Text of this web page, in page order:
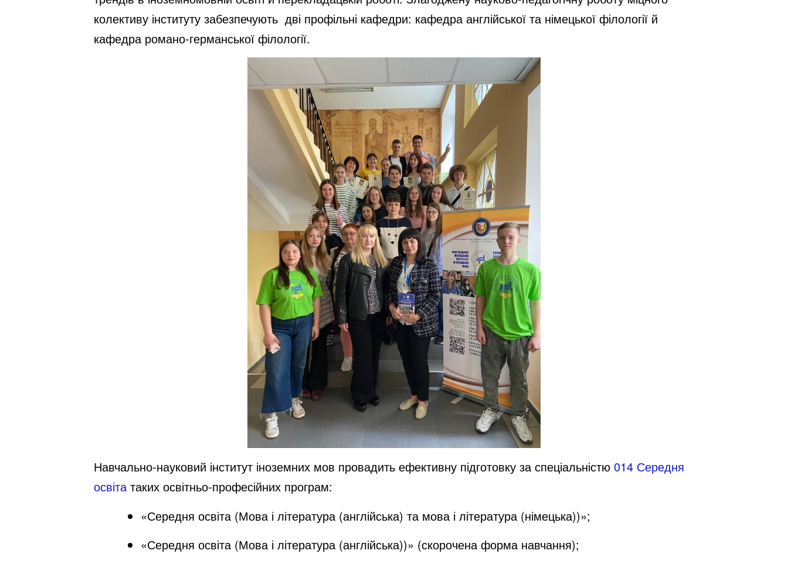
колективу інституту забезпечують дві профільні кафедри: кафедра англійської та німецької філології й
кафедра романо-германської філології.
Навчально-науковий інститут іноземних мов провадить ефективну підготовку за спеціальністю 014 Середня
освітатаких освітньо-професійних програм:
«Середня освіта (Мова і література (англійська) та мова і література (німецька))»;
«Середня освіта (Мова і література (англійська))» (скорочена форма навчання);